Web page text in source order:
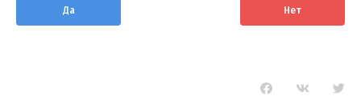
Да Нет